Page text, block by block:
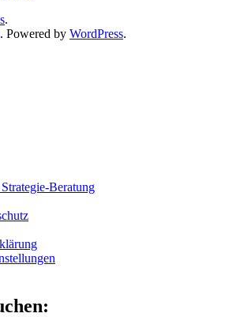
.
. Powered by WordPress.
Beratung